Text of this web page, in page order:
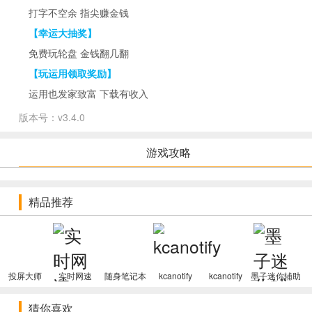
打字不空余 指尖赚金钱
【幸运大抽奖】
免费玩轮盘 金钱翻几翻
【玩运用领取奖励】
运用也发家致富 下载有收入
【店铺兑换】
1. 升级了出词优化算法，字组词更有效，沟通交流更畅顺
2. 解决了一部分打字太卡的问题
3. 修补了奔溃问题
版本号：v3.4.0
游戏攻略
精品推荐
投屏大师 实时网速 随身笔记本 kcanotify kcanotify 墨子迷你辅助
猜你喜欢